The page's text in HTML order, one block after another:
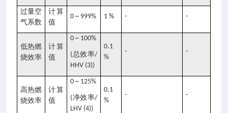
过量空
气系数
计算
值
0 ~ 999% 1 % - -
低热燃
烧效率
计算
值
0 ~ 100%
(总效率/
HHV (3))
0.1
%
- -
高热燃
烧效率
计算
值
0 ~ 125%
(净效率/
LHV (4))
0.1
%
- -